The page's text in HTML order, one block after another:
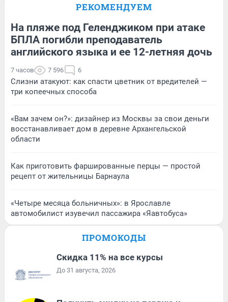
РЕКОМЕНДУЕМ
На пляже под Геленджиком при атаке
БПЛА погибли преподаватель
английского языка и ее 12-летняя дочь
7 часов 7 596 6
Слизни атакуют: как спасти цветник от вредителей —
три копеечных способа
«Вам зачем он?»: дизайнер из Москвы за свои деньги
восстанавливает дом в деревне Архангельской
области
Как приготовить фаршированные перцы — простой
рецепт от жительницы Барнаула
«Четыре месяца больничных»: в Ярославле
автомобилист изувечил пассажира «Яавтобуса»
ПРОМОКОДЫ
Скидка 11% на все курсы
До 31 августа, 2026